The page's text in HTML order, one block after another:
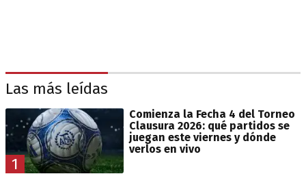
Las más leídas
1
Comienza la Fecha 4 del Torneo
Clausura 2026: qué partidos se
juegan este viernes y dónde
verlos en vivo